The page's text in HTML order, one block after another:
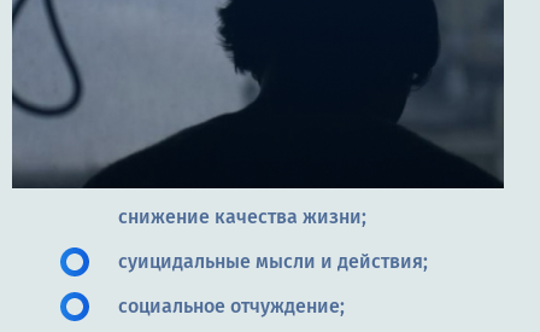
снижение качества жизни;
суицидальные мысли и действия;
социальное отчуждение;